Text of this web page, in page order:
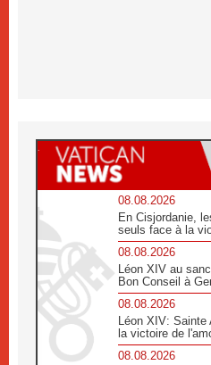
08.08.2026
En Cisjordanie,
seuls face à la
08.08.2026
Léon XIV au
Bon Conseil à
08.08.2026
Léon XIV: Sainte
la victoire de
08.08.2026